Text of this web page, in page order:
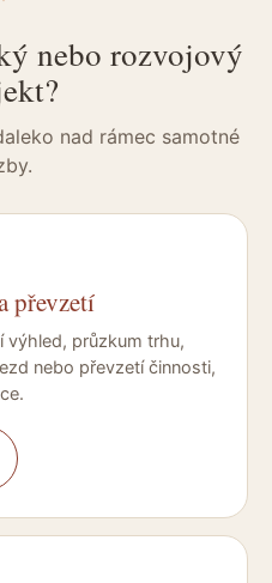
nebo rozvojový
nad rámec samotné
převzetí
výhled, průzkum trhu,
nebo převzetí činnosti,